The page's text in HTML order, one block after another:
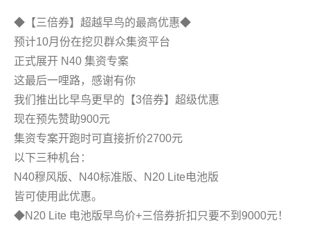
◆【三倍券】超越早鸟的最高优惠◆
预计10月份在挖贝群众集资平台
正式展开 N40 集资专案
这最后一哩路，感谢有你
我们推出比早鸟更早的【3倍券】超级优惠
现在预先赞助900元
集资专案开跑时可直接折价2700元
以下三种机台：
N40穆风版、N40标准版、N20 Lite电池版
皆可使用此优惠。
◆N20 Lite 电池版早鸟价+三倍券折扣只要不到9000元！